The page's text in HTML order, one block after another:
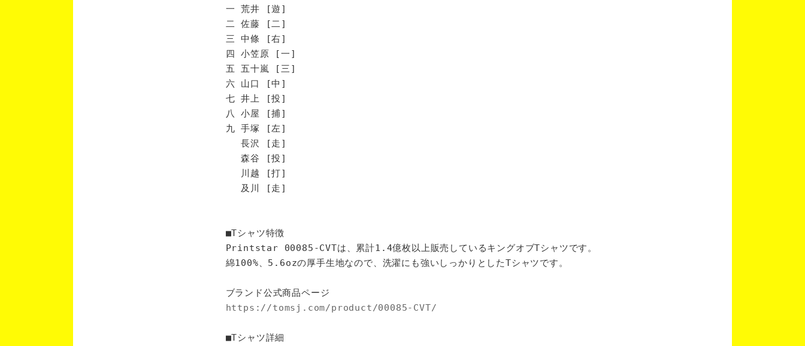
一 荒井 [遊]
二 佐藤 [二]
三 中條 [右]
四 小笠原 [一]
五 五十嵐 [三]
六 山口 [中]
七 井上 [投]
八 小屋 [捕]
九 手塚 [左]
長沢 [走]
森谷 [投]
川越 [打]
及川 [走]
■Tシャツ特徴
Printstar 00085-CVTは、累計1.4億枚以上販売しているキングオブTシャツです。
綿100%、5.6ozの厚手生地なので、洗濯にも強いしっかりとしたTシャツです。
ブランド公式商品ページ
https://tomsj.com/product/00085-CVT/
■Tシャツ詳細